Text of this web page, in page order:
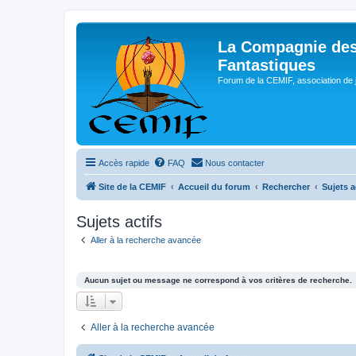
La Compagnie
Fantastiques
Forum de la CEMIF, association de
Accès rapide FAQ Nous contacter
Site de la CEMIF Accueil du forum Rechercher Sujets
Sujets actifs
Aller à la recherche avancée
Aucun sujet ou message ne correspond à vos critères de recherche.
Aller à la recherche avancée